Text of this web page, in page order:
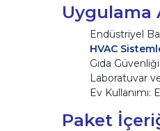
Uygulama
Endüstriyel
HVAC
Gıda
Laboratuvar
Ev
Paket